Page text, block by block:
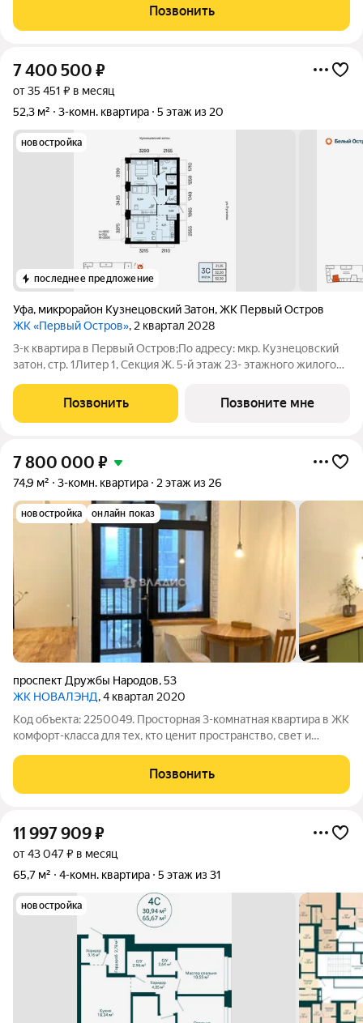
общей площадью 71,9 кв м. Юридическая ситуация Два
взрослых собственника, обременений
Позвонить
7 400 500 ₽
от 35 451 ₽ в месяц
52,3 м²
3-комн. квартира 5 этаж из 20
новостройка
последнее предложение
Уфа, микрорайон Кузнецовский Затон,ЖК Первый Остров
ЖК «Первый Остров», 2 квартал 2028
3-к квартира в Первый Остров;По адресу: мкр. Кузнецовский
затон, стр. 1Литер 1, Секция Ж. 5-й этаж 23- этажного жилого
ГК "Первый Трест".Срок окончания строительства: 4 квартал
2028
Позвонить Позвоните мне
7 800 000 ₽
74,9 м² 3-комн. квартира 2 этаж из 26
новостройка онлайн показ
проспект Дружбы Народов,53
ЖК НОВАЛЭНД, 4 квартал 2020
Код объекта: 2250049. Просторная 3-комнатная квартира в ЖК
комфорт-класса для тех, кто ценит пространство, свет и
планировка, где зона кухни, гостиная и детская расположены в
одной части
Позвонить
11 997 909₽
от 43 047 ₽ в месяц
65,7 м²
4-комн. квартира 5 этаж из 31
новостройка